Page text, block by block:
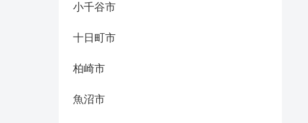
小千谷市
十日町市
柏崎市
魚沼市